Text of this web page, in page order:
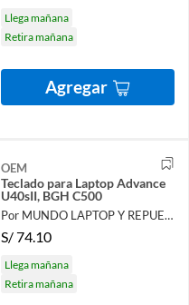
Llega mañana
Retira mañana
Agregar
OEM
Teclado para Laptop Advance
U40sII, BGH C500
Por MUNDO LAPTOP Y REPUESTOS
S/74.10
Llega mañana
Retira mañana